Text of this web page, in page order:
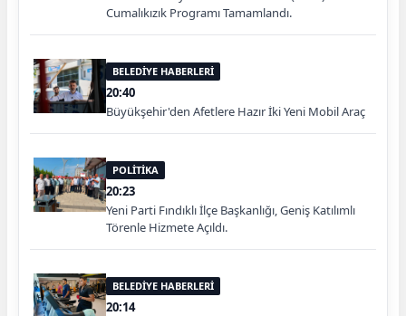
Cumalıkızık Programı Tamamlandı.
BELEDİYE HABERLERİ
20:40
Büyükşehir'den Afetlere Hazır İki Yeni Mobil Araç
POLİTİKA
20:23
Yeni Parti Fındıklı İlçe Başkanlığı, Geniş Katılımlı
Törenle Hizmete Açıldı.
BELEDİYE HABERLERİ
20:14